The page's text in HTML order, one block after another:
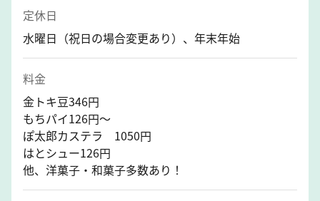
定休日
水曜日（祝日の場合変更あり）、年末年始
料金
金トキ豆346円
もちパイ126円～
ぽ太郎カステラ 1050円
はとシュー126円
他、洋菓子・和菓子多数あり！